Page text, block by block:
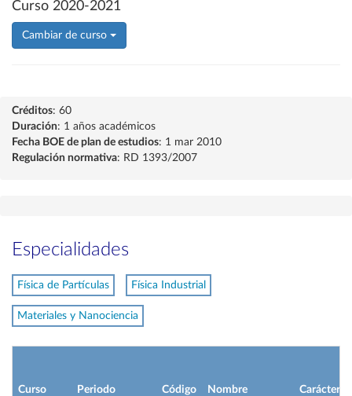
Curso 2020-2021
Cambiar de curso
Créditos: 60
Duración: 1 años académicos
Fecha BOE de plan de estudios: 1 mar 2010
Regulación normativa: RD 1393/2007
Especialidades
Física de Partículas Física Industrial
Materiales y Nanociencia
Curso Periodo Código Nombre Carácter